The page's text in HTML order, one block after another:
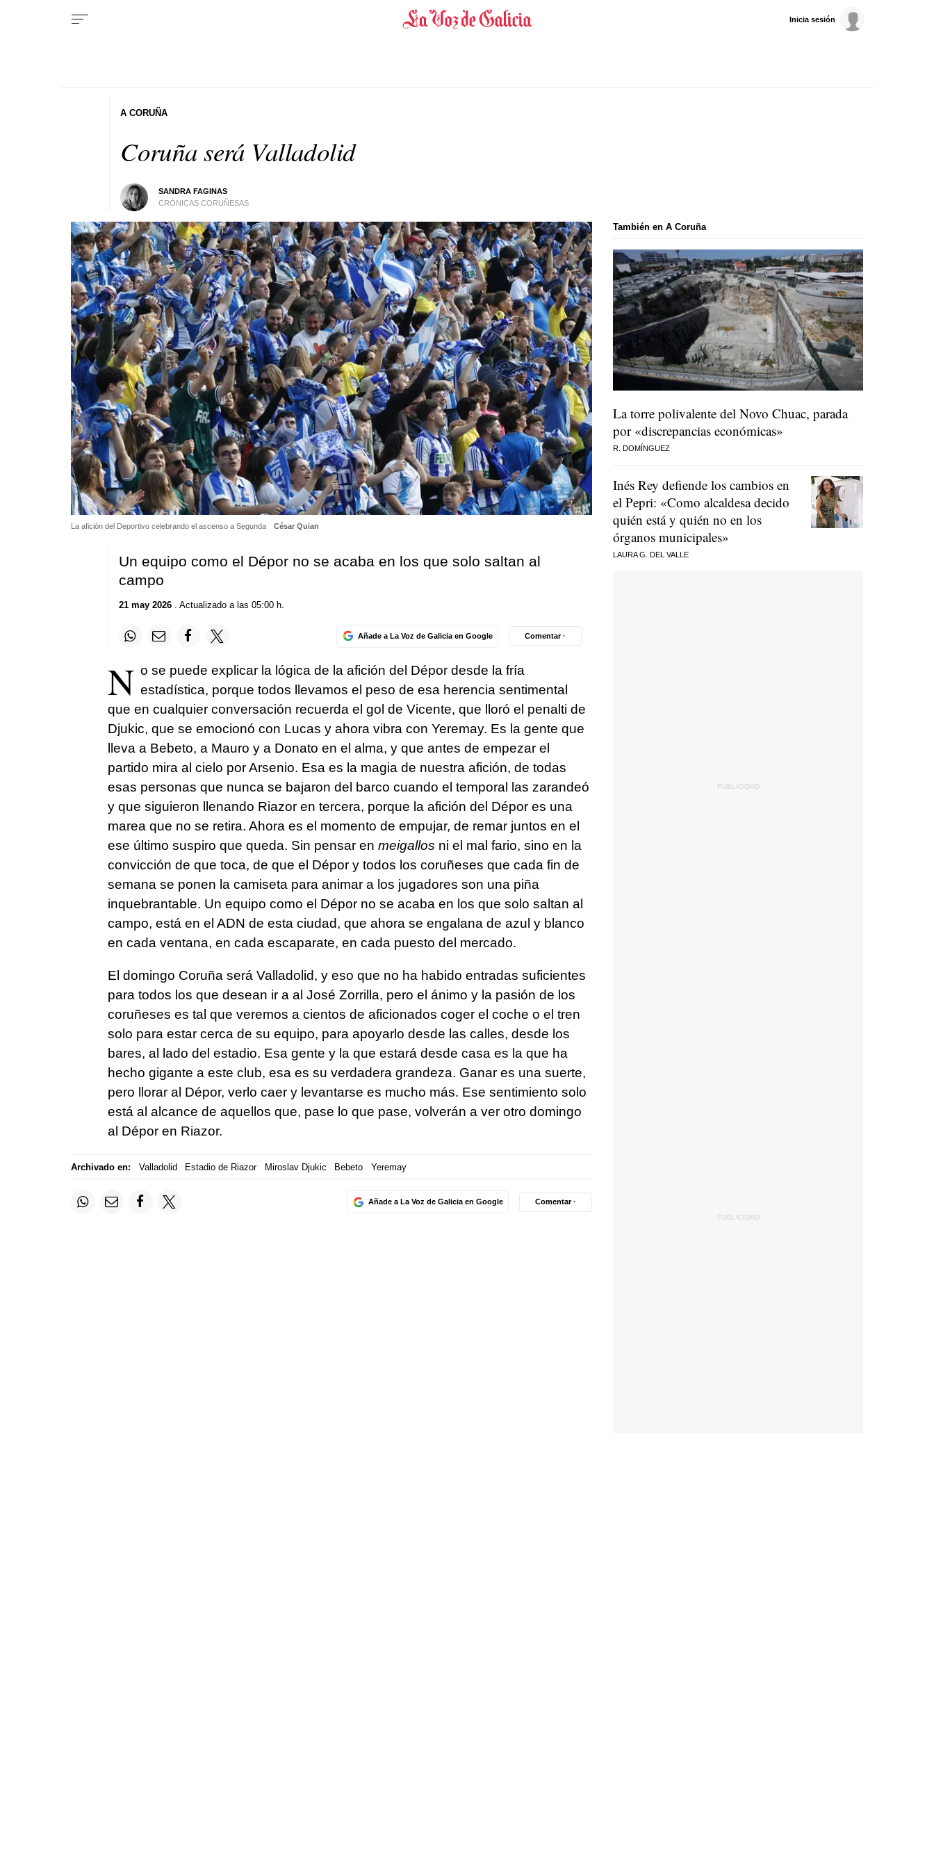
Inicia sesión
Coruña será Valladolid
SANDRA FAGINAS
CRÓNICAS CORUÑESAS
A CORUÑA
La afición del Deportivo celebrando el ascenso a Segunda César Quian
Un equipo como el Dépor no se acaba en los que solo saltan al
campo
21 may 2026. Actualizado a las 05:00 h.
Añade a La Voz de Galicia en Google Comentar ·
N o se puede explicar la lógica de la afición del Dépor desde la fría
estadística, porque todos llevamos el peso de esa herencia sentimental
que en cualquier conversación recuerda el gol de Vicente, que lloró el penalti de
Djukic, que se emocionó con Lucas y ahora vibra con Yeremay. Es la gente que
lleva a Bebeto, a Mauro y a Donato en el alma, y que antes de empezar el
partido mira al cielo por Arsenio. Esa es la magia de nuestra afición, de todas
esas personas que nunca se bajaron del barco cuando el temporal las zarandeó
y que siguieron llenando Riazor en tercera, porque la afición del Dépor es una
marea que no se retira. Ahora es el momento de empujar, de remar juntos en el
ese último suspiro que queda. Sin pensar en meigallos ni el mal fario, sino en la
convicción de que toca, de que el Dépor y todos los coruñeses que cada fin de
semana se ponen la camiseta para animar a los jugadores son una piña
inquebrantable. Un equipo como el Dépor no se acaba en los que solo saltan al
campo, está en el ADN de esta ciudad, que ahora se engalana de azul y blanco
en cada ventana, en cada escaparate, en cada puesto del mercado.
El domingo Coruña será Valladolid, y eso que no ha habido entradas suficientes
para todos los que desean ir a al José Zorrilla, pero el ánimo y la pasión de los
coruñeses es tal que veremos a cientos de aficionados coger el coche o el tren
solo para estar cerca de su equipo, para apoyarlo desde las calles, desde los
bares, al lado del estadio. Esa gente y la que estará desde casa es la que ha
hecho gigante a este club, esa es su verdadera grandeza. Ganar es una suerte,
pero llorar al Dépor, verlo caer y levantarse es mucho más. Ese sentimiento solo
está al alcance de aquellos que, pase lo que pase, volverán a ver otro domingo
al Dépor en Riazor.
Archivado en: Valladolid Estadio de Riazor Miroslav Djukic Bebeto Yeremay
Añade a La Voz de Galicia en Google Comentar ·
También en A Coruña
La torre polivalente del Novo Chuac, parada
por «discrepancias económicas»
R. DOMÍNGUEZ
Inés Rey defiende los cambios en
el Pepri: «Como alcaldesa decido
quién está y quién no en los
órganos municipales»
LAURA G. DEL VALLE